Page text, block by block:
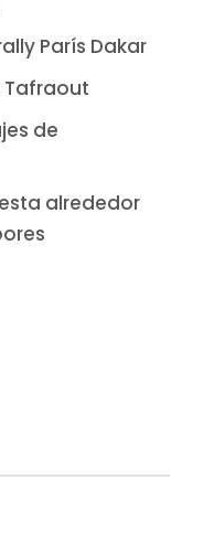
París Dakar
Tafraout
de
alrededor